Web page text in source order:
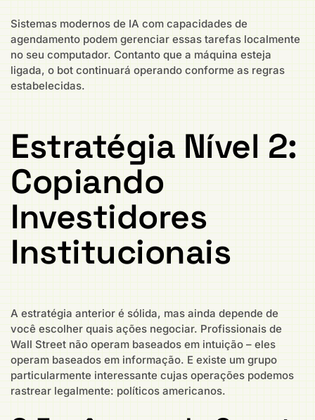
Sistemas modernos de IA com capacidades de
agendamento podem gerenciar essas tarefas localmente
no seu computador. Contanto que a máquina esteja
ligada, o bot continuará operando conforme as regras
estabelecidas.
Estratégia Nível 2:
Copiando
Investidores
Institucionais
A estratégia anterior é sólida, mas ainda depende de
você escolher quais ações negociar. Profissionais de
Wall Street não operam baseados em intuição – eles
operam baseados em informação. E existe um grupo
particularmente interessante cujas operações podemos
rastrear legalmente: políticos americanos.